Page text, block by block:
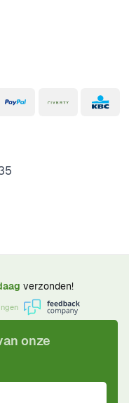
verzonden!
onze